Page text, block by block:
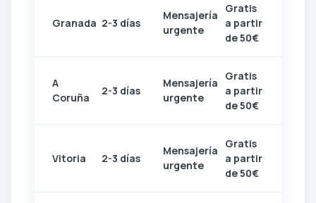
Granada 2-3 días
Mensajería
urgente
Gratis
a partir
de 50€
A
Coruña
2-3 días
Mensajería
urgente
Gratis
a partir
de 50€
Vitoria 2-3 días
Mensajería
urgente
Gratis
a partir
de 50€